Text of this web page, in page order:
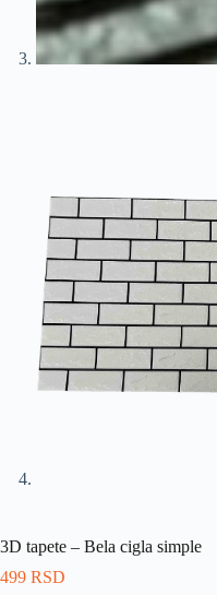
3D tapete – Bela cigla simple
499 RSD